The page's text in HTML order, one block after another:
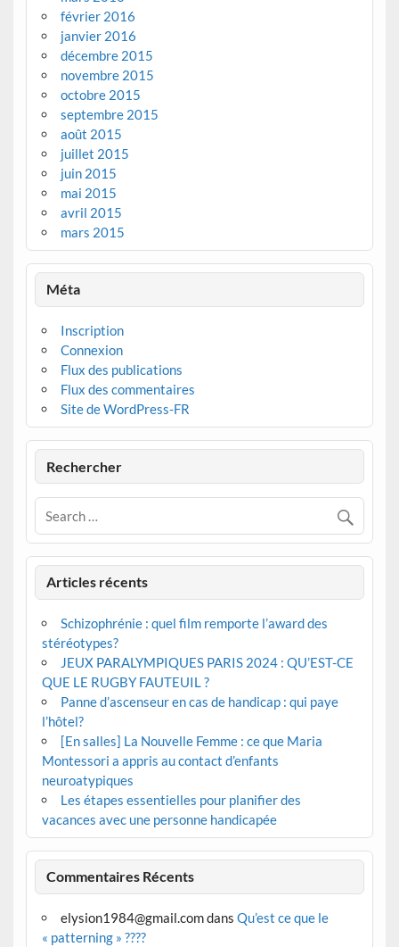
février 2016
janvier 2016
décembre 2015
novembre 2015
octobre 2015
septembre 2015
août 2015
juillet 2015
juin 2015
mai 2015
avril 2015
mars 2015
Méta
Inscription
Connexion
Flux des publications
Flux des commentaires
Site de WordPress-FR
Rechercher
Articles récents
Schizophrénie : quel film remporte l’award des
stéréotypes?
JEUX PARALYMPIQUES PARIS 2024 : QU’EST-CE
QUE LE RUGBY FAUTEUIL ?
Panne d’ascenseur en cas de handicap : qui paye
l’hôtel?
[En salles] La Nouvelle Femme : ce que Maria
Montessori a appris au contact d’enfants
neuroatypiques
Les étapes essentielles pour planifier des
vacances avec une personne handicapée
Commentaires Récents
elysion1984@gmail.comdans Qu’est ce que le
« patterning » ????